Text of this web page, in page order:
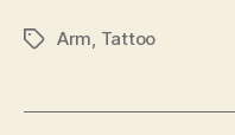
Schlagwörter
Arm, Tattoo